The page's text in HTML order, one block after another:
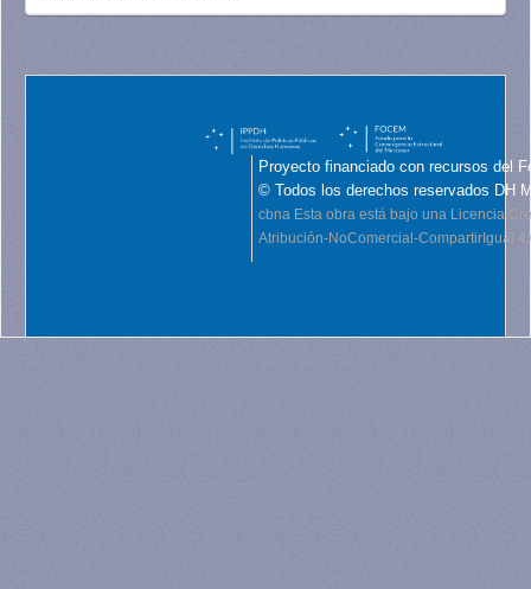
Proyecto financiado con recursos del
© Todos los derechos reservados DH
cbna Esta obra está bajo una Licencia
Atribución-NoComercial-CompartirIgual